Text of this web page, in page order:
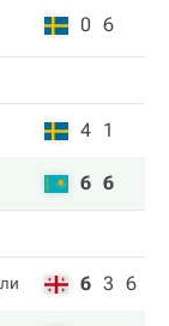
0 6
4 1
6 6
6 3 6